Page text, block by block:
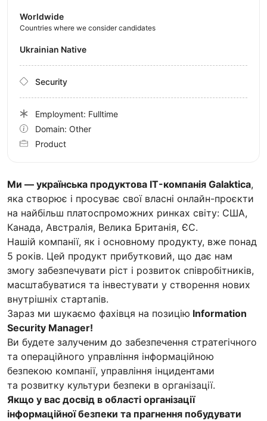
Ми — українська продуктова IT-компанія Galaktica,
яка створює і просуває свої власні онлайн-проєкти
на найбільш платоспроможних ринках світу: США,
Канада, Австралія, Велика Британія, ЄС.
Нашій компанії, як і основному продукту, вже понад
5 років. Цей продукт прибутковий, що дає нам
змогу забезпечувати ріст і розвиток співробітників,
масштабуватися та інвестувати у створення нових
внутрішніх стартапів.
Зараз ми шукаємо фахівця на позицію Information
Security Manager!
Ви будете залученим до забезпечення стратегічного
та операційного управління інформаційною
безпекою компанії, управління інцидентами
та розвитку культури безпеки в організації.
Якщо у вас досвід в області організації
інформаційної безпеки та прагнення побудувати
Worldwide
Countries where we consider candidates
Ukrainian Native
Security
Employment: Fulltime
Domain: Other
Product